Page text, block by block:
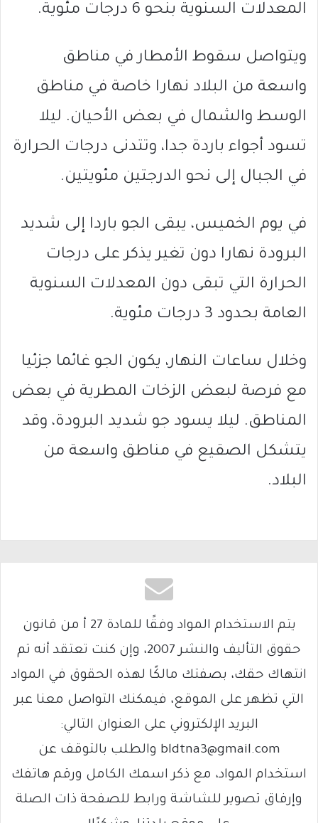
المعدلات السنوية بنحو 6 درجات مئوية.
ويتواصل سقوط الأمطار في مناطق
واسعة من البلاد نهارا خاصة في مناطق
الوسط والشمال في بعض الأحيان. ليلا
تسود أجواء باردة جدا، وتتدنى درجات الحرارة
في الجبال إلى نحو الدرجتين مئويتين.
في يوم الخميس، يبقى الجو باردا إلى شديد
البرودة نهارا دون تغير يذكر على درجات
الحرارة التي تبقى دون المعدلات السنوية
العامة بحدود 3 درجات مئوية.
وخلال ساعات النهار، يكون الجو غائما جزئيا
مع فرصة لبعض الزخات المطرية في بعض
المناطق. ليلا يسود جو شديد البرودة، وقد
يتشكل الصقيع في مناطق واسعة من
البلاد.
يتم الاستخدام المواد وفقًا للمادة 27 أ من قانون
حقوق التأليف والنشر 2007، وإن كنت تعتقد أنه تم
انتهاك حقك، بصفتك مالكًا لهذه الحقوق في المواد
التي تظهر على الموقع، فيمكنك التواصل معنا عبر
البريد الإلكتروني على العنوان التالي:
bldtna3@gmail.com والطلب بالتوقف عن
استخدام المواد، مع ذكر اسمك الكامل ورقم هاتفك
وإرفاق تصوير للشاشة ورابط للصفحة ذات الصلة